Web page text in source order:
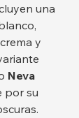
una
y
Neva
por su